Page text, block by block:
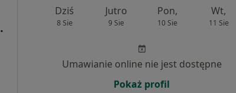
Dziś
8 Sie
Jutro
9 Sie
Pon,
10 Sie
Wt,
11 Sie
Umawianie online nie jest dostępne
Pokaż profil